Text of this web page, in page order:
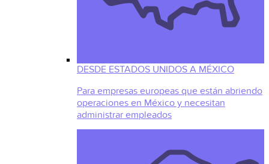
DESDE ESTADOS UNIDOS A MÉXICO
Para empresas europeas que están abriendo
operaciones en México y necesitan
administrar empleados